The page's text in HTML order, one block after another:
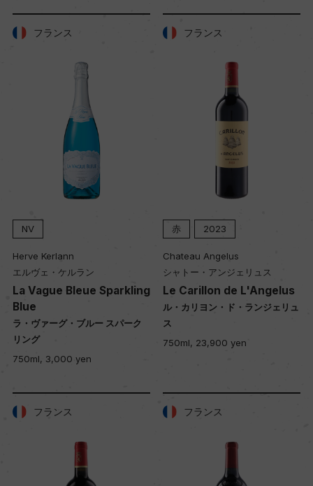
色別に表示
ヴィンテージ順に表示
フランス
NV
Herve Kerlann
エルヴェ・ケルラン
La Vague Bleue Sparkling
Blue
ラ・ヴァーグ・ブルー スパーク
リング
750ml, 3,000 yen
フランス
赤 2023
Chateau Angelus
シャトー・アンジェリュス
Le Carillon de L'Angelus
ル・カリヨン・ド・ランジェリュ
ス
750ml, 23,900 yen
フランス フランス